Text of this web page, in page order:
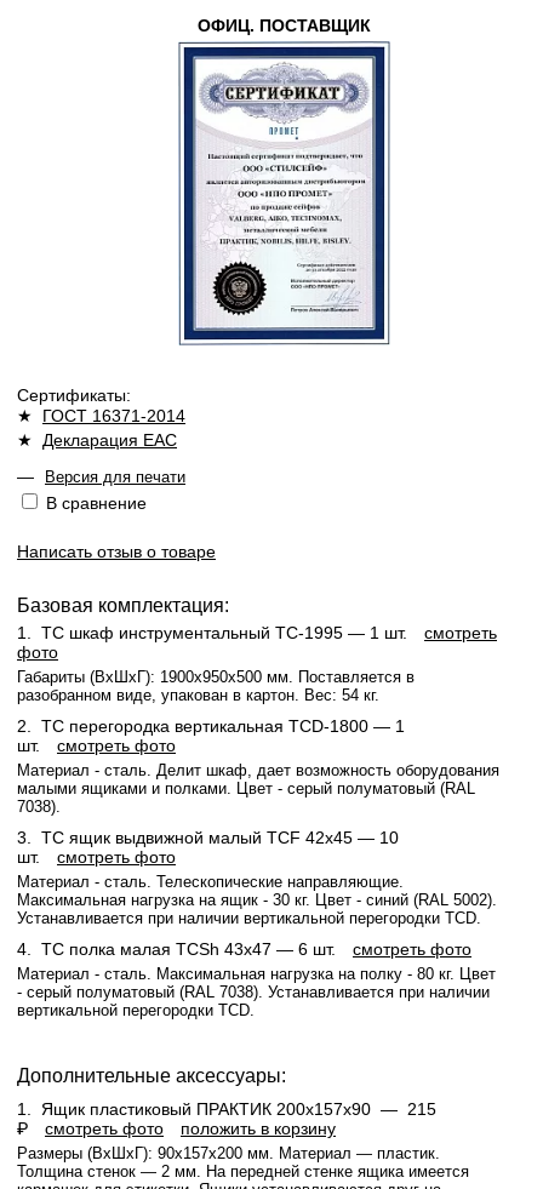
ОФИЦ. ПОСТАВЩИК
Сертификаты:
★ ГОСТ 16371-2014
★ Декларация ЕАС
—
Версия для печати
В сравнение
Написать отзыв о товаре
Базовая комплектация:
1. TC шкаф инструментальный TC-1995 — 1 шт.
смотреть
фото
Габариты (ВхШхГ): 1900x950x500 мм. Поставляется в
разобранном виде, упакован в картон. Вес: 54 кг.
2. TC перегородка вертикальная TCD-1800 — 1
шт.
смотреть фото
Материал - сталь. Делит шкаф, дает возможность оборудования
малыми ящиками и полками. Цвет - серый полуматовый (RAL
7038).
3. TC ящик выдвижной малый TCF 42x45 — 10
шт.
смотреть фото
Материал - сталь. Телескопические направляющие.
Максимальная нагрузка на ящик - 30 кг. Цвет - синий (RAL 5002).
Устанавливается при наличии вертикальной перегородки TCD.
4. TC полка малая TCSh 43х47 — 6 шт. смотреть фото
Материал - сталь. Максимальная нагрузка на полку - 80 кг. Цвет
- серый полуматовый (RAL 7038). Устанавливается при наличии
вертикальной перегородки TCD.
Дополнительные аксессуары:
1. Ящик пластиковый ПРАКТИК 200x157x90 — 215
₽
смотреть фото положить в корзину
Размеры (ВхШхГ): 90x157x200 мм. Материал — пластик.
Толщина стенок — 2 мм. На передней стенке ящика имеется